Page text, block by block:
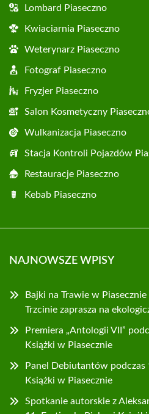
Lombard Piaseczno
Kwiaciarnia Piaseczno
Weterynarz Piaseczno
Fotograf Piaseczno
Fryzjer Piaseczno
Salon Kosmetyczny
Wulkanizacja Piaseczno
Stacja Kontroli Pojazdów
Restauracje Piaseczno
Kebab Piaseczno
NAJNOWSZE WPISY
Bajki na Trawie w
Trzcinie zaprasza na
Premiera „Antologii VII”
Książki w Piasecznie
Panel Debiutantów podczas
Książki w Piasecznie
Spotkanie autorskie z